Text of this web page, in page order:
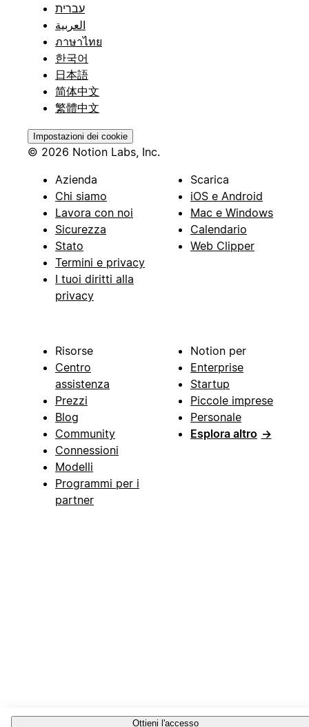
Ottieni l'accesso
עברית
العربية
ภาษาไทย
한국어
日本語
简体中文
繁體中文
Impostazioni dei cookie
© 2026 Notion Labs, Inc.
Azienda
Chi siamo
Lavora con noi
Sicurezza
Stato
Termini e privacy
I tuoi diritti alla
privacy
Scarica
iOS e Android
Mac e Windows
Calendario
Web Clipper
Risorse
Centro
assistenza
Prezzi
Blog
Community
Connessioni
Modelli
Programmi per i
partner
Notion per
Enterprise
Startup
Piccole imprese
Personale
Esplora altro →